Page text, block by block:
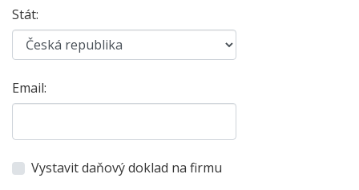
Stát:
Email:
Vystavit daňový doklad na firmu